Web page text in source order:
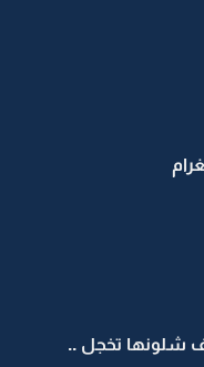
شلونها تخجل ..